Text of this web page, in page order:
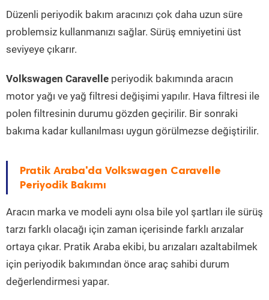
Düzenli periyodik bakım aracınızı çok daha uzun süre
problemsiz kullanmanızı sağlar. Sürüş emniyetini üst
seviyeye çıkarır.
Volkswagen Caravelle periyodik bakımında aracın
motor yağı ve yağ filtresi değişimi yapılır. Hava filtresi ile
polen filtresinin durumu gözden geçirilir. Bir sonraki
bakıma kadar kullanılması uygun görülmezse değiştirilir.
Pratik Araba'da Volkswagen Caravelle
Periyodik Bakımı
Aracın marka ve modeli aynı olsa bile yol şartları ile sürüş
tarzı farklı olacağı için zaman içerisinde farklı arızalar
ortaya çıkar. Pratik Araba ekibi, bu arızaları azaltabilmek
için periyodik bakımından önce araç sahibi durum
değerlendirmesi yapar.